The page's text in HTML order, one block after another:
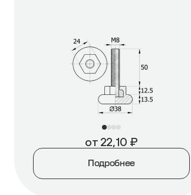
от 22,10 ₽
Подробнее